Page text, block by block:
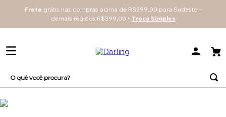
Frete grátis nas compras acima de R$299,00 para Sudeste -
demais regiões R$399,00 • Troca Simples